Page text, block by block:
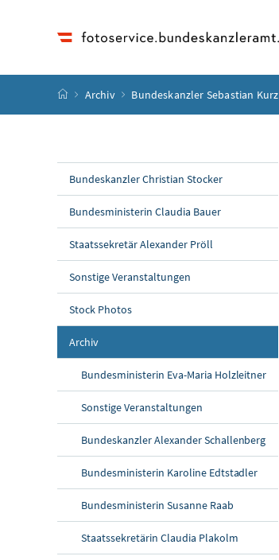
Startseite
Archiv Bundeskanzler Sebastian Kurz
Bundeskanzler Christian Stocker
Bundesministerin Claudia Bauer
Staatssekretär Alexander Pröll
Sonstige Veranstaltungen
Stock Photos
Archiv
Bundesministerin Eva-Maria Holzleitner
Sonstige Veranstaltungen
Bundeskanzler Alexander Schallenberg
Bundesministerin Karoline Edtstadler
Bundesministerin Susanne Raab
Staatssekretärin Claudia Plakolm